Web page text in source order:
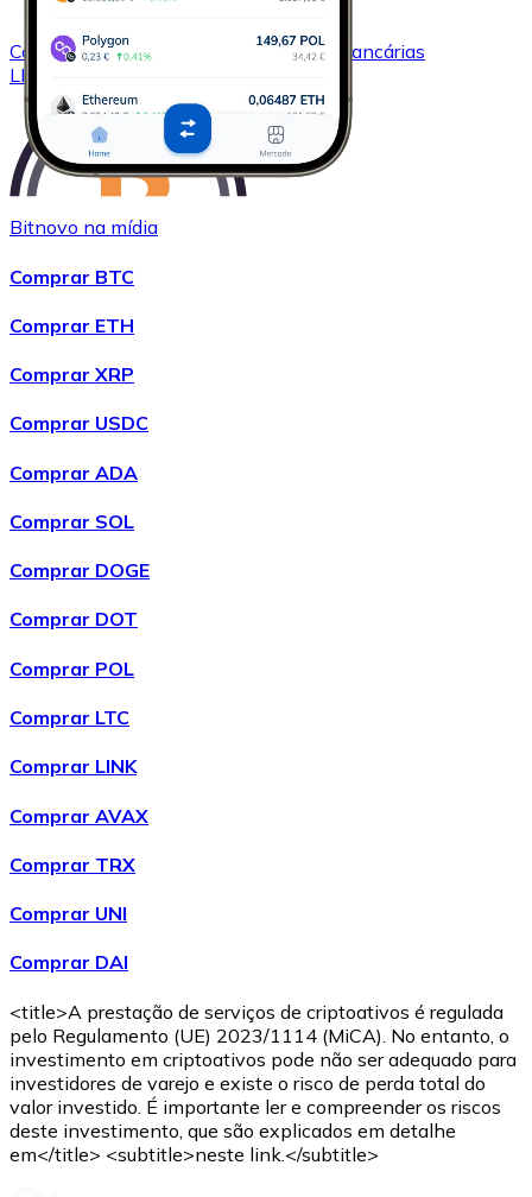
ComprarChainlink
com transferência bancárias
LINK
ComprarWrapped Bitcoin
WBTC
ComprarAvalanche
ComprarShiba Inu
Bitnovo na mídia
Comprar BTC
Comprar ETH
Comprar XRP
Comprar USDC
Comprar ADA
Comprar SOL
Comprar DOGE
Comprar DOT
Comprar POL
Comprar LTC
Comprar LINK
Comprar AVAX
Comprar TRX
Comprar UNI
Comprar DAI
<title>A prestação de serviços de criptoativos é regulada
pelo Regulamento (UE) 2023/1114 (MiCA). No entanto, o
investimento em criptoativos pode não ser adequado para
investidores de varejo e existe o risco de perda total do
valor investido. É importante ler e compreender os riscos
deste investimento, que são explicados em detalhe
em</title> <subtitle>neste link.</subtitle>